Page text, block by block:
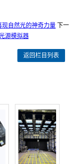
自然光的神奇力量 下一
源模拟器
返回栏目列表